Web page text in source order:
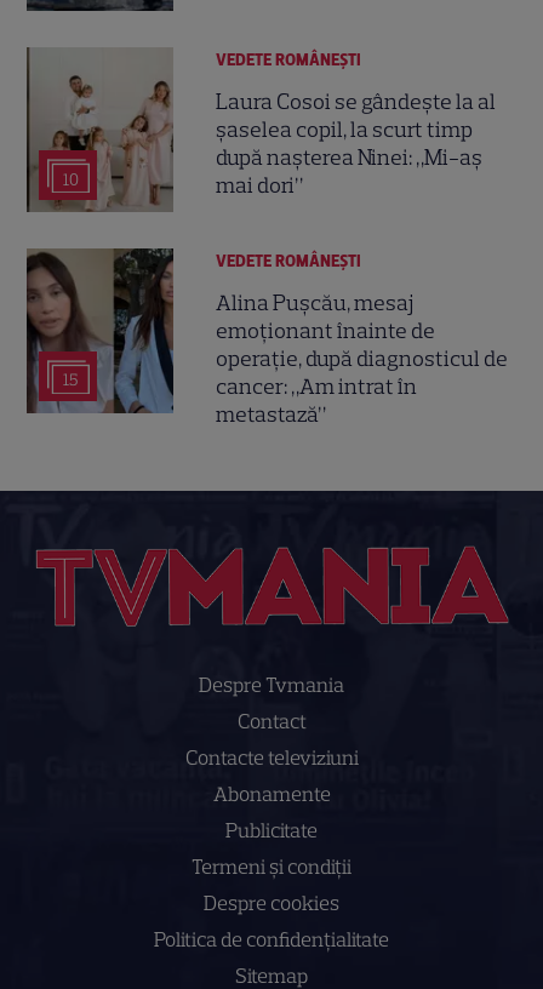
10
VEDETE ROMÂNEŞTI
Laura Cosoi se gândește la al
șaselea copil, la scurt timp
după nașterea Ninei: „Mi-aș
mai dori”
15
VEDETE ROMÂNEŞTI
Alina Pușcău, mesaj
emoționant înainte de
operație, după diagnosticul de
cancer: „Am intrat în
metastază”
Despre Tvmania
Contact
Contacte televiziuni
Abonamente
Publicitate
Termeni și condiții
Despre cookies
Politica de confidenţialitate
Sitemap